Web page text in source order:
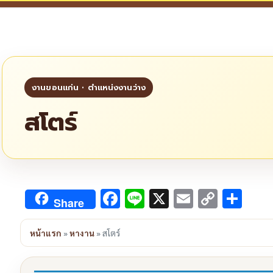
สโตร์
Share Facebook
Line
X Email
Copy
Link
หน้าแรก »หางาน »สโตร์